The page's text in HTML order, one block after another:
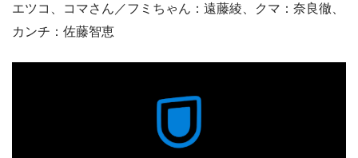
エツコ、コマさん／フミちゃん：遠藤綾、クマ：奈良徹、
カンチ：佐藤智恵